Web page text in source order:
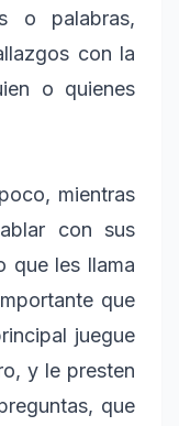
o palabras,
con la
o quienes
mientras
con sus
que les llama
que
juegue
y le presten
que